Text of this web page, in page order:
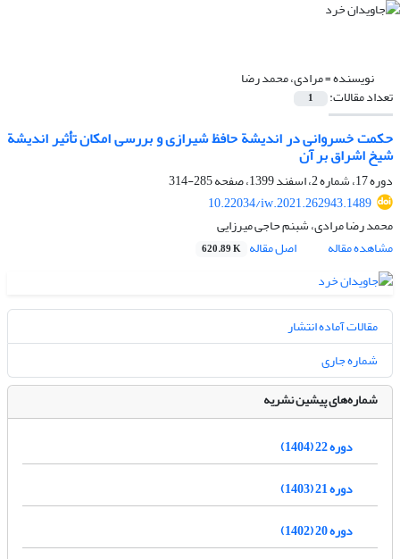
نویسنده =مرادی، محمد رضا
تعداد مقالات: 1
حکمت خسروانی در اندیشة حافظ شیرازی و بررسی امکان تأثیر اندیشة
شیخ اشراق بر آن
دوره 17، شماره 2، اسفند 1399، صفحه
285-314
10.22034/iw.2021.262943.1489
محمد رضا مرادی، شبنم حاجی میرزایی
مشاهده مقاله
اصل مقاله 620.89 K
مقالات آماده انتشار
شماره جاری
شماره‌های پیشین نشریه
دوره 22 (1404)
دوره 21 (1403)
دوره 20 (1402)